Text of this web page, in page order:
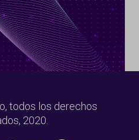
todos los derechos
2020.